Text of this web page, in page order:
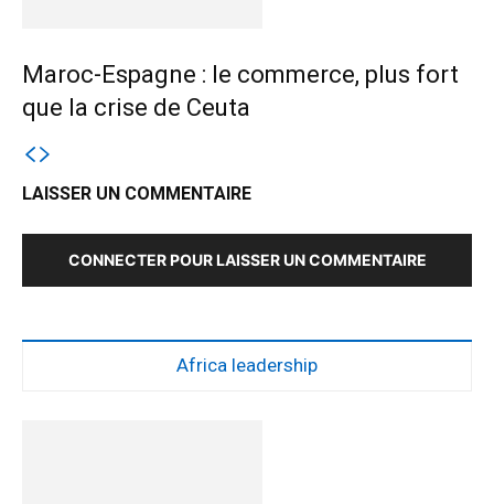
Maroc-Espagne : le commerce, plus fort
que la crise de Ceuta
LAISSER UN COMMENTAIRE
CONNECTER POUR LAISSER UN COMMENTAIRE
Africa leadership